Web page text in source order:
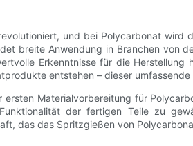
und bei Polycarbonat
breite Anwendung in Branchen von
Erkenntnisse für die
entstehen – dieser
Materialvorbereitung für
der fertigen Teile zu
das das Spritzgießen von